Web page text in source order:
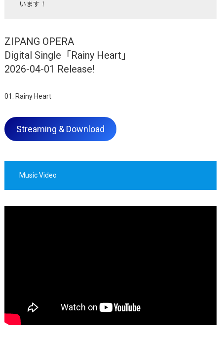
います！
ZIPANG OPERA
Digital Single「Rainy Heart」
2026-04-01 Release!
01. Rainy Heart
Streaming & Download
Music Video